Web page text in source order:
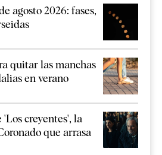
agosto 2026: fases,
quitar las manchas
en verano
creyentes', la
que arrasa